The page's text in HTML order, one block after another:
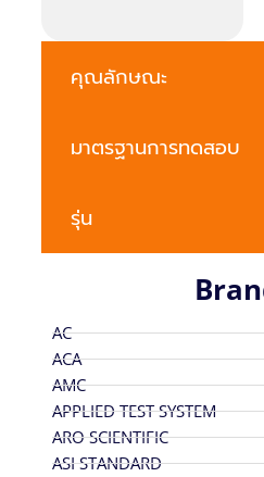
AC
ACA
AMC
APPLIED TEST SYSTEM
ARO SCIENTIFIC
ASI STANDARD
คุณลักษณะ
มาตรฐานการทดสอบ
รุ่น